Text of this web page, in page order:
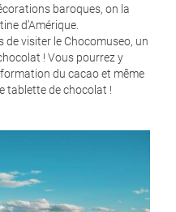
baroques, on la
d’Amérique.
visiter le Chocomuseo, un
! Vous pourrez y
du cacao et même
tablette de chocolat !